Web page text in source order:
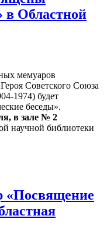
в Областной
мемуаров
Советского Союза
1974) будет
беседы».
в зале № 2
научной библиотеки
«Посвящение